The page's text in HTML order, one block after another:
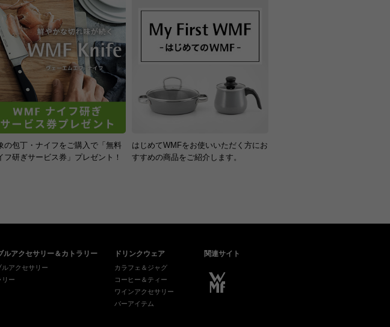
デイリーヤマザキ、セイコーマート
【手数料】
330円（一律）
代金引換
【代金引換手数料】
330円～1,100円
ご注文金額に応じて手数料が異なりま
す。
の包丁・ナイフをご購入で「無料
フ研ぎサービス券」プレゼント！
はじめてWMFをお使いいただく方にお
すすめの商品をご紹介します。
ルアクセサリー＆カトラリー
ルアクセサリー
リー
ドリンクウェア
カラフェ＆ジャグ
コーヒー＆ティー
ワインアクセサリー
バーアイテム
関連サイト